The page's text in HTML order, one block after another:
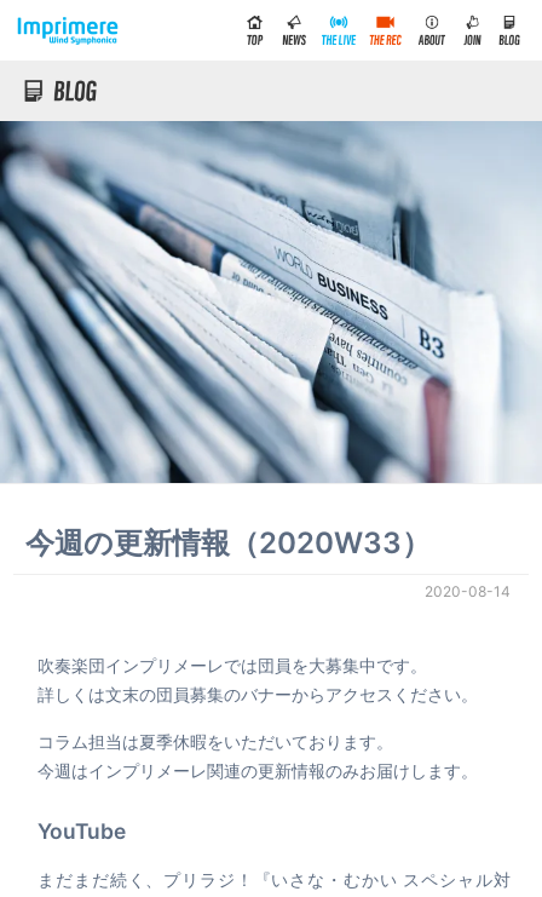
今週の更新情報（2020W33）
2020-08-14
吹奏楽団インプリメーレでは団員を大募集中です。
詳しくは文末の団員募集のバナーからアクセスください。
コラム担当は夏季休暇をいただいております。
今週はインプリメーレ関連の更新情報のみお届けします。
YouTube
まだまだ続く、プリラジ！『いさな・むかい スペシャル対